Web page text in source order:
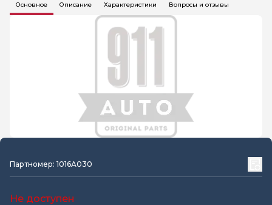
Основное Описание Характеристики Вопросы и отзывы
Партномер: 1016A030
Не доступен